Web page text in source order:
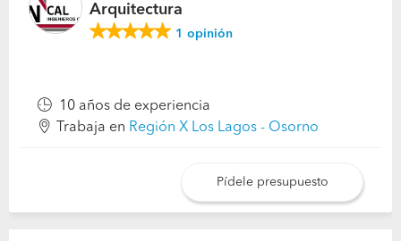
Arquitectura
1 opinión
10 años de experiencia
Trabaja en Región X Los Lagos - Osorno
Pídele presupuesto